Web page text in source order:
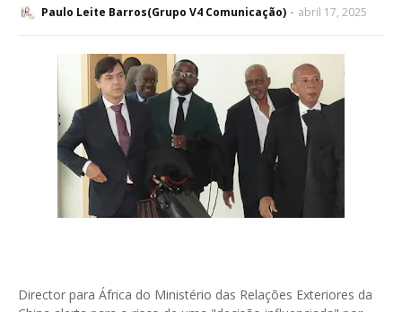
Paulo Leite Barros(Grupo V4 Comunicação) abril 17, 2025
Director para África do Ministério das Relações Exteriores da